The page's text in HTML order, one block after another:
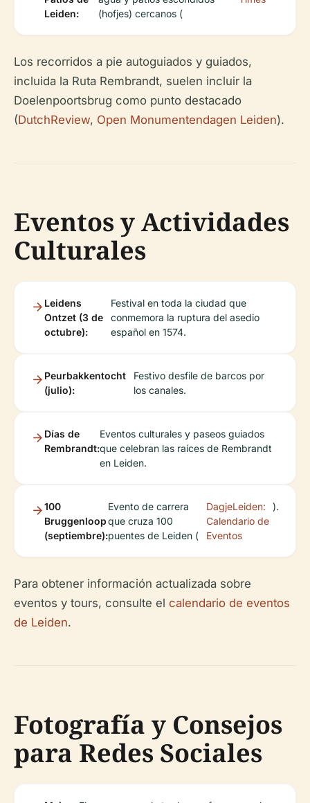
Leiden:
(hofjes) cercanos (
Los recorridos a pie autoguiados y guiados,
incluida la Ruta Rembrandt, suelen incluir la
Doelenpoortsbrug como punto destacado
(DutchReview, Open Monumentendagen Leiden).
Eventos y Actividades
Culturales
Leidens
Ontzet (3 de
octubre):
Festival en toda la ciudad que
conmemora la ruptura del asedio
español en 1574.
Peurbakkentocht
(julio):
Festivo desfile de barcos por
los canales.
Días de
Rembrandt:
Eventos culturales y paseos guiados
que celebran las raíces de Rembrandt
en Leiden.
100
Bruggenloop
(septiembre):
Evento de carrera
que cruza 100
puentes de Leiden (
DagjeLeiden:
Calendario de
Eventos
).
Para obtener información actualizada sobre
eventos y tours, consulte el calendario de eventos
de Leiden.
Fotografía y Consejos
para Redes Sociales